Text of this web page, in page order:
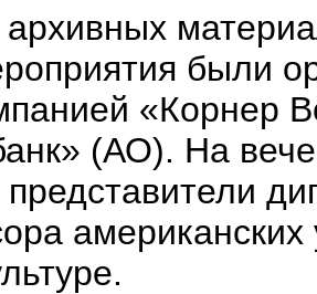
архивных
были
«Корнер
(АО). На